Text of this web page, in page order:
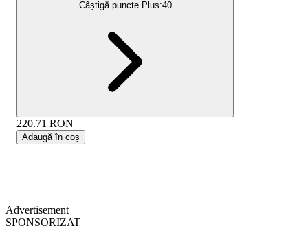
Câștigă puncte Plus:40
220.71 RON
Adaugă în coș
Advertisement
SPONSORIZAT